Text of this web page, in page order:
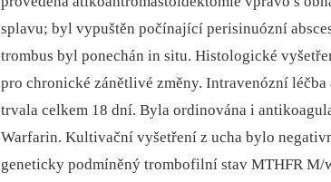
splavu; byl vypuštěn počínající perisinuózní
trombus byl ponechán in situ. Histologické
pro chronické zánětlivé změny. Intravenózní
trvala celkem 18 dní. Byla ordinována i
Warfarin. Kultivační vyšetření z ucha bylo
geneticky podmíněný trombofilní stav MTHFR M/